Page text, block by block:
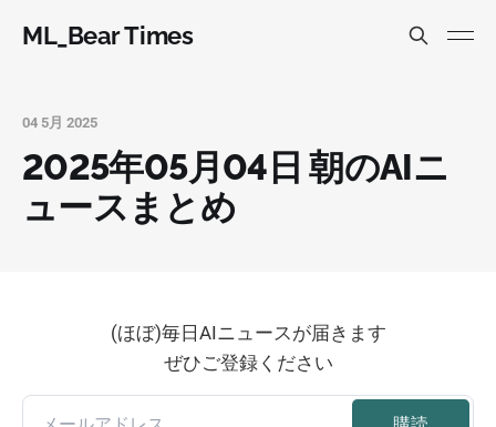
ML_Bear Times
04 5月 2025
2025年05月04日 朝のAIニ
ュースまとめ
(ほぼ)毎日AIニュースが届きます
ぜひご登録ください